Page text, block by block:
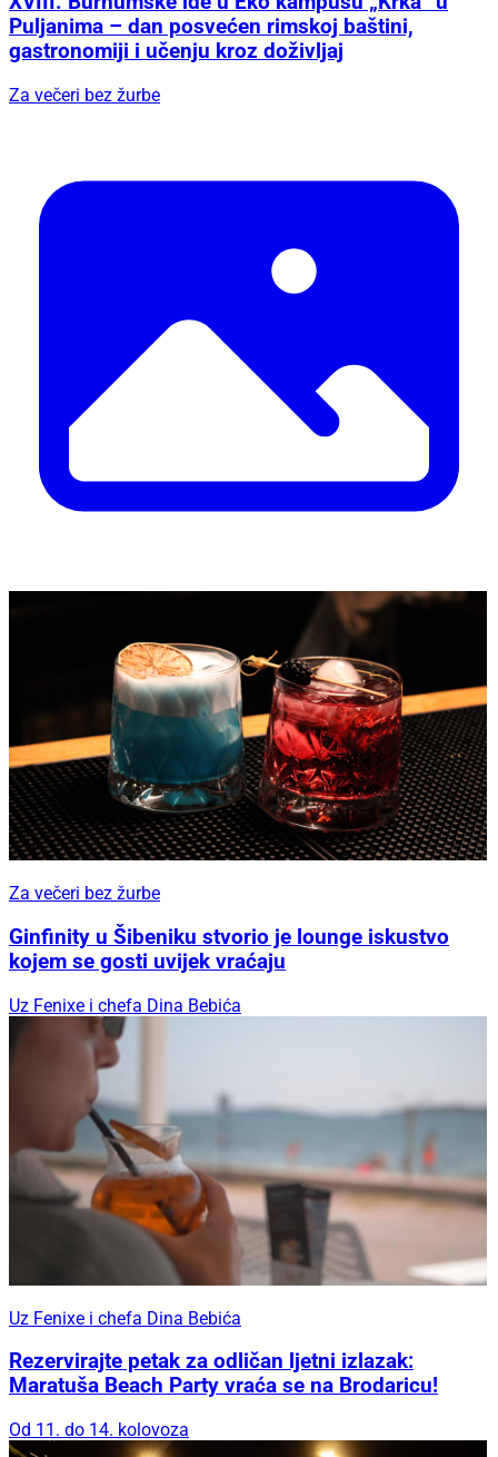
Puljanima – dan posvećen rimskoj baštini,
gastronomiji i učenju kroz doživljaj
Za večeri bez žurbe
Za večeri bez žurbe
Ginfinity u Šibeniku stvorio je lounge iskustvo
kojem se gosti uvijek vraćaju
Uz Fenixe i chefa Dina Bebića
Uz Fenixe i chefa Dina Bebića
Rezervirajte petak za odličan ljetni izlazak:
Maratuša Beach Party vraća se na Brodaricu!
Od 11. do 14. kolovoza